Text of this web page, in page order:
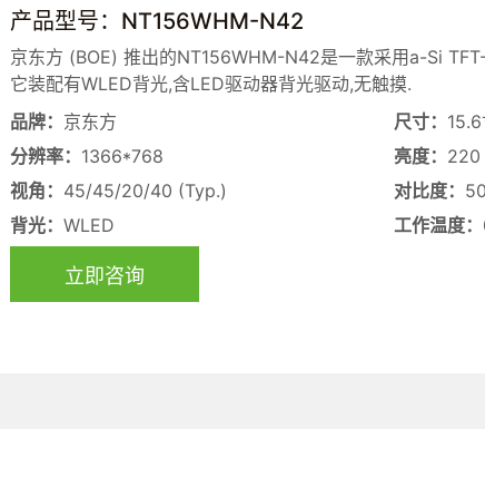
产品型号：NT156WHM-N42
京东方 (BOE) 推出的NT156WHM-N42是一款采用a-Si
它装配有WLED背光,含LED驱动器背光驱动,无触摸.
品牌： 京东方 尺寸：
分辨率： 1366*768 亮度： 220
视角： 45/45/20/40 (Typ.) 对比度：
背光： WLED 工作温度：
立即咨询